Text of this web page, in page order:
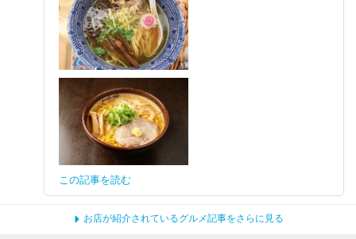
この記事を読む
お店が紹介されているグルメ記事をさらに見る